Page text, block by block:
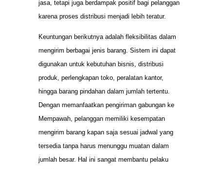
jasa, tetapi juga berdampak positif bagi pelanggan
karena proses distribusi menjadi lebih teratur.
Keuntungan berikutnya adalah fleksibilitas dalam
mengirim berbagai jenis barang. Sistem ini dapat
digunakan untuk kebutuhan bisnis, distribusi
produk, perlengkapan toko, peralatan kantor,
hingga barang pindahan dalam jumlah tertentu.
Dengan memanfaatkan pengiriman gabungan ke
Mempawah, pelanggan memiliki kesempatan
mengirim barang kapan saja sesuai jadwal yang
tersedia tanpa harus menunggu muatan dalam
jumlah besar. Hal ini sangat membantu pelaku